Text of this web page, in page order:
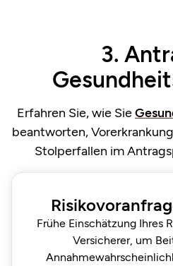
3.
Erfahren Sie, wie Sie
beantworten,
Stolperfallen im
Frühe Einschätzung Ihres
Versicherer, um